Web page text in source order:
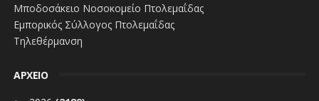
Μποδοσάκειο Νοσοκομείο Πτολεμαΐδας
Εμπορικός Σύλλογος Πτολεμαΐδας
Τηλεθέρμανση
ΑΡΧΕΙΟ